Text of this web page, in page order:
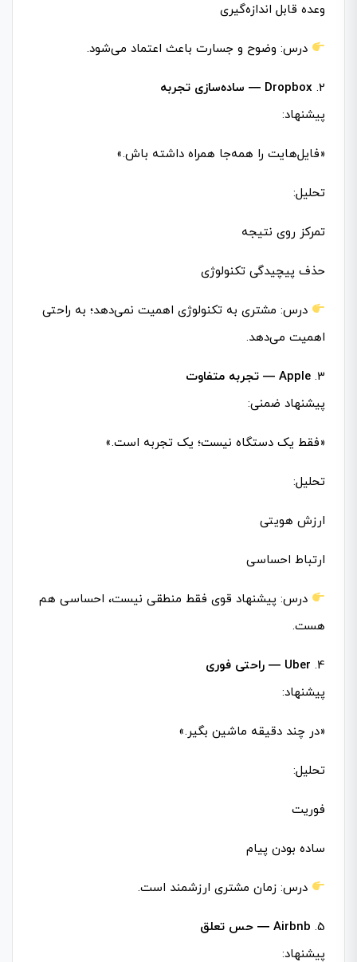
وعده قابل اندازه‌گیری
درس: وضوح و جسارت باعث اعتماد می‌شود.
2. Dropbox — ساده‌سازی تجربه
پیشنهاد:
«فایل‌هایت را همه‌جا همراه داشته باش.»
تحلیل:
تمرکز روی نتیجه
حذف پیچیدگی تکنولوژی
درس: مشتری به تکنولوژی اهمیت نمی‌دهد؛ به راحتی
اهمیت می‌دهد.
3. Apple — تجربه متفاوت
پیشنهاد ضمنی:
«فقط یک دستگاه نیست؛ یک تجربه است.»
تحلیل:
ارزش هویتی
ارتباط احساسی
درس: پیشنهاد قوی فقط منطقی نیست، احساسی هم
هست.
4. Uber — راحتی فوری
پیشنهاد:
«در چند دقیقه ماشین بگیر.»
تحلیل:
فوریت
ساده بودن پیام
درس: زمان مشتری ارزشمند است.
5. Airbnb — حس تعلق
پیشنهاد: